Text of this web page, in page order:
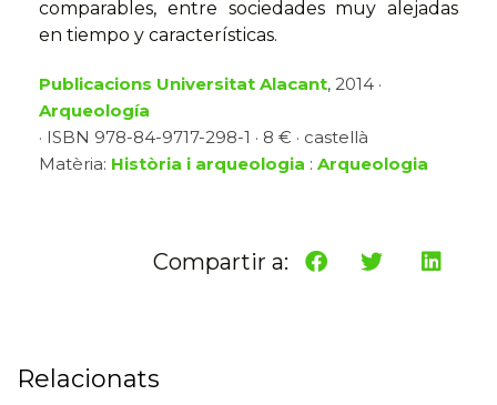
comparables, entre sociedades muy alejadas
en tiempo y características.
Publicacions Universitat Alacant, 2014 ·
Arqueología
· ISBN 978-84-9717-298-1 · 8 € · castellà
Matèria: Història i arqueologia : Arqueologia
Compartir a:
Relacionats